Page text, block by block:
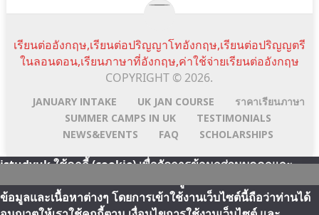
เรียนต่ออังกฤษ,เรียนต่อปริญญาโทอังกฤษ,เรียนต่อปริญญตรี
ในลอนดอน,เรียนภาษาที่อังกฤษ,ค่าใช้จ่ายเรียนต่ออังกฤษ
COPYRIGHT © 2026.
JANUARY INTAKE UK JAN COURSE
ราคาเรียนภาษา
SUMMER CAMPS IN UK
TESTIMONIALS
NEWS&EVENTS
FAQ SCHOLARSHIPS
Scroll
Top
Line:id
Email
Address
FacebookYouTube
istudyuk ใช้คุกกี้ (cookie) เพื่อจัดการข้อมูลส่วนบุคคลและ
ข้อมูลและเนื้อหาต่างๆ โดยการเข้าใช้งานเว็บไซต์นี้ถือว่าท่านได้